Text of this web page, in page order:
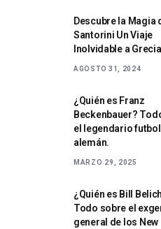
Descubre la Magia
Santorini Un Viaje
Inolvidable a Grecia
AGOSTO 31, 2024
¿Quién es Franz
Beckenbauer?
el legendario
alemán.
MARZO 29, 2025
¿Quién es Bill
Todo sobre el
general de los New